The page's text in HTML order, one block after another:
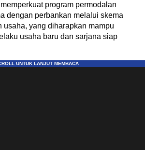
program permodalan
dengan perbankan melalui skema
usaha, yang diharapkan mampu
usaha baru dan sarjana siap